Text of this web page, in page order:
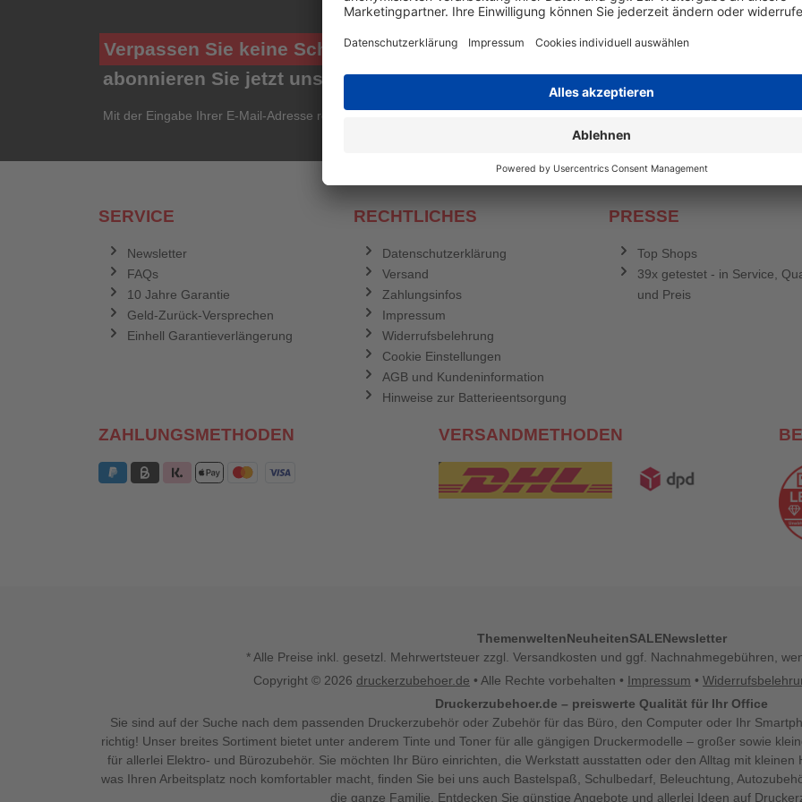
Verpassen Sie keine Schnäppchen mehr &
abonnieren Sie jetzt unseren kostenlosen Newsletter!
Mit der Eingabe Ihrer E-Mail-Adresse registrieren Sie sich für den Druckerzubehör.de-Newsletter. Weitere Informationen
SERVICE
Newsletter
FAQs
10 Jahre Garantie
Geld-Zurück-Versprechen
Einhell Garantieverlängerung
RECHTLICHES
Datenschutzerklärung
Versand
Zahlungsinfos
Impressum
Widerrufsbelehrung
Cookie Einstellungen
AGB und Kundeninformation
Hinweise zur Batterieentsorgung
PRESSE
Top Shops
39x getestet - in Service,
und Preis
ZAHLUNGSMETHODEN VERSANDMETHODEN
ThemenweltenNeuheitenSALENewsletter
* Alle Preise inkl. gesetzl. Mehrwertsteuer zzgl. Versandkosten und ggf. Nachnahmegebühren,
Copyright © 2026 druckerzubehoer.de • Alle Rechte vorbehalten • Impressum •
Druckerzubehoer.de – preiswerte Qualität für Ihr Office
Sie sind auf der Suche nach dem passenden Druckerzubehör oder Zubehör für das Büro, den Computer oder Ihr
richtig! Unser breites Sortiment bietet unter anderem Tinte und Toner für alle gängigen Druckermodelle – großer sowie
für allerlei Elektro- und Bürozubehör. Sie möchten Ihr Büro einrichten, die Werkstatt ausstatten oder den Alltag mit kleinen
was Ihren Arbeitsplatz noch komfortabler macht, finden Sie bei uns auch Bastelspaß, Schulbedarf, Beleuchtung,
die ganze Familie. Entdecken Sie günstige Angebote und allerlei Ideen auf